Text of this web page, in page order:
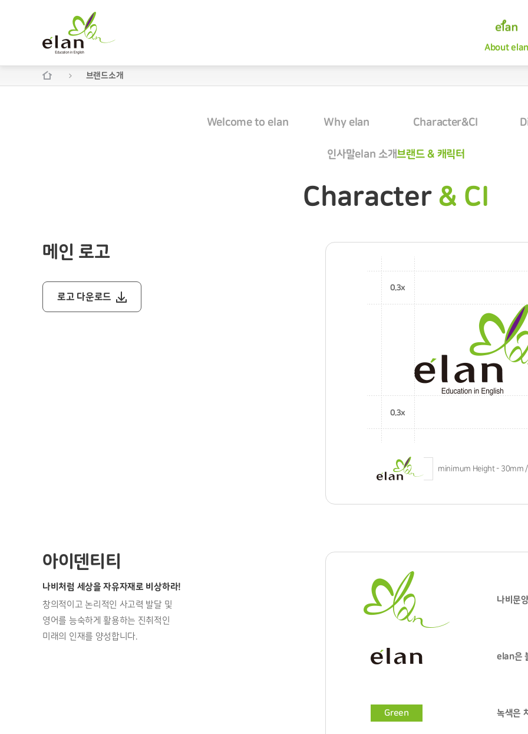
About elan
브랜드소개
About elan
Why elan
Welcome to elan
Why elan
Character&CI
인사말elan 소개브랜드 & 캐릭터
Character & CI
메인 로고
로고 다운로드
minimum Height - 30mm
아이덴티티
나비처럼 세상을 자유자재로 비상하라!
창의적이고 논리적인 사고력 발달 및
영어를 능숙하게 활용하는 진취적인
미래의 인재를 양성합니다.
나비문
elan은
Green 녹색은